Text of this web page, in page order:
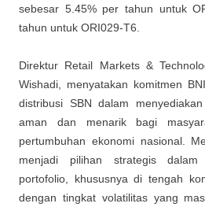
sebesar 5.45% per tahun untuk
tahun untuk ORI029-T6.
Direktur Retail Markets &
Wishadi, menyatakan komitmen
distribusi SBN dalam
aman dan menarik bagi
pertumbuhan ekonomi nasional.
menjadi pilihan strategis dalam
portofolio, khususnya di tengah
dengan tingkat volatilitas yang